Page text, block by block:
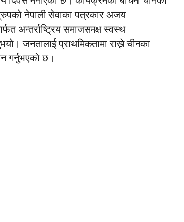
नेपाली सेवाका पत्रकार अजय
अन्तर्राष्ट्रिय समाजसमक्ष स्वस्थ
जनतालाई प्राथमिकतामा राख्ने चीनका
गर्नुभएको छ।